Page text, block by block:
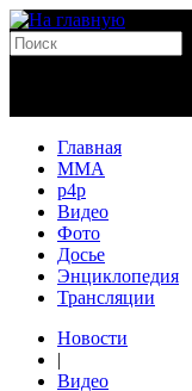
Главная
MMA
p4p
Видео
Фото
Досье
Энциклопедия
Трансляции
Новости
|
Видео